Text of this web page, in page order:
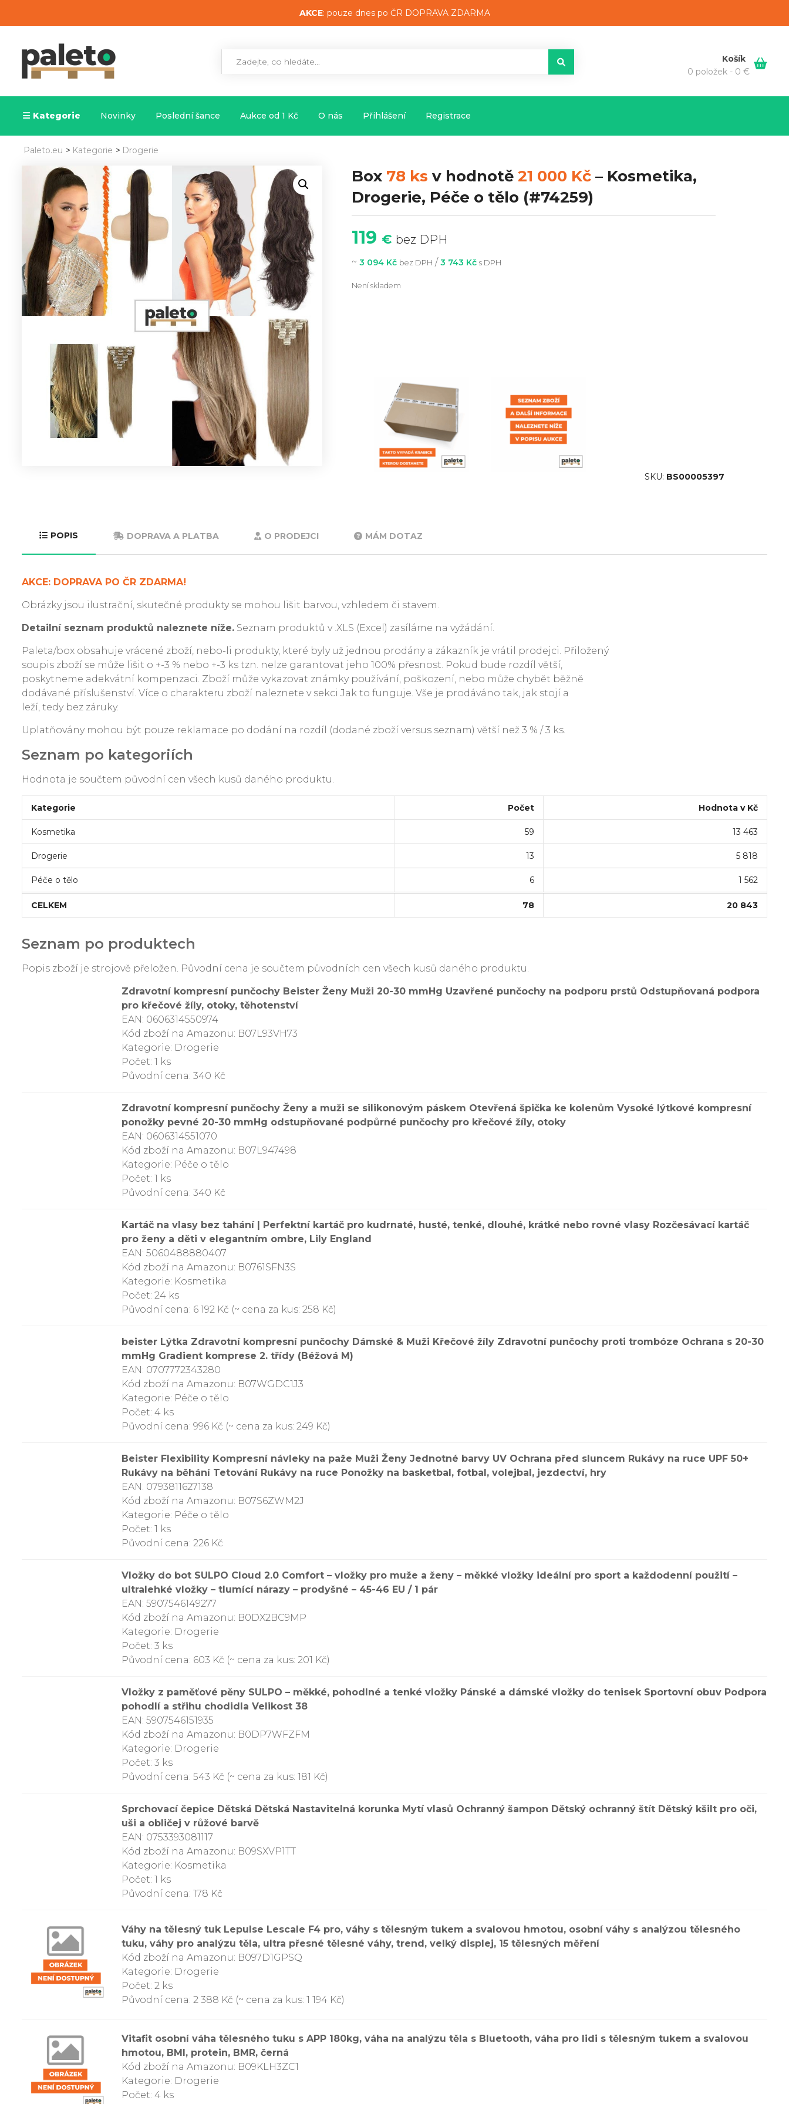
AKCE: pouze dnes po ČR DOPRAVA ZDARMA
Košík
0 položek - 0 €
Kategorie Novinky Poslední šance Aukce od 1 Kč O nás Přihlášení Registrace
Paleto.eu > Kategorie > Drogerie
SKU: BS00005397
Box 78 ks v hodnotě 21 000 Kč– Kosmetika,
Drogerie, Péče o tělo (#74259)
119 € bez DPH
~ 3 094 Kč bez DPH / 3 743 Kč s DPH
Není skladem
POPIS DOPRAVA A PLATBA O PRODEJCI MÁM DOTAZ
AKCE: DOPRAVA PO ČR ZDARMA!
Obrázky jsou ilustrační, skutečné produkty se mohou lišit barvou, vzhledem či stavem.
Detailní seznam produktů naleznete níže. Seznam produktů v .XLS (Excel) zasíláme na vyžádání.
Paleta/box obsahuje vrácené zboží, nebo-li produkty, které byly už jednou prodány a zákazník je vrátil prodejci. Přiložený
soupis zboží se může lišit o +-3 % nebo +-3 ks tzn. nelze garantovat jeho 100% přesnost. Pokud bude rozdíl větší,
poskytneme adekvátní kompenzaci. Zboží může vykazovat známky používání, poškození, nebo může chybět běžně
dodávané příslušenství. Více o charakteru zboží naleznete v sekci Jak to funguje. Vše je prodáváno tak, jak stojí a
leží, tedy bez záruky.
Uplatňovány mohou být pouze reklamace po dodání na rozdíl (dodané zboží versus seznam) větší než 3 % / 3 ks.
Seznam po kategoriích
Hodnota je součtem původní cen všech kusů daného produktu.
Kategorie Počet Hodnota v Kč
Kosmetika 59 13 463
Drogerie 13 5 818
Péče o tělo 6 1 562
CELKEM 78 20 843
Seznam po produktech
Popis zboží je strojově přeložen. Původní cena je součtem původních cen všech kusů daného produktu.
Zdravotní kompresní punčochy Beister Ženy Muži 20-30 mmHg Uzavřené punčochy na podporu prstů Odstupňovaná podpora
pro křečové žíly, otoky, těhotenství
EAN: 0606314550974
Kód zboží na Amazonu: B07L93VH73
Kategorie: Drogerie
Počet: 1 ks
Původní cena: 340 Kč
Zdravotní kompresní punčochy Ženy a muži se silikonovým páskem Otevřená špička ke kolenům Vysoké lýtkové kompresní
ponožky pevné 20-30 mmHg odstupňované podpůrné punčochy pro křečové žíly, otoky
EAN: 0606314551070
Kód zboží na Amazonu: B07L947498
Kategorie: Péče o tělo
Počet: 1 ks
Původní cena: 340 Kč
Kartáč na vlasy bez tahání | Perfektní kartáč pro kudrnaté, husté, tenké, dlouhé, krátké nebo rovné vlasy Rozčesávací kartáč
pro ženy a děti v elegantním ombre, Lily England
EAN: 5060488880407
Kód zboží na Amazonu: B0761SFN3S
Kategorie: Kosmetika
Počet: 24 ks
Původní cena: 6 192 Kč (~ cena za kus: 258 Kč)
beister Lýtka Zdravotní kompresní punčochy Dámské & Muži Křečové žíly Zdravotní punčochy proti trombóze Ochrana s 20-30
mmHg Gradient komprese 2. třídy (Béžová M)
EAN: 0707772343280
Kód zboží na Amazonu: B07WGDC1J3
Kategorie: Péče o tělo
Počet: 4 ks
Původní cena: 996 Kč (~ cena za kus: 249 Kč)
Beister Flexibility Kompresní návleky na paže Muži Ženy Jednotné barvy UV Ochrana před sluncem Rukávy na ruce UPF 50+
Rukávy na běhání Tetování Rukávy na ruce Ponožky na basketbal, fotbal, volejbal, jezdectví, hry
EAN: 0793811627138
Kód zboží na Amazonu: B07S6ZWM2J
Kategorie: Péče o tělo
Počet: 1 ks
Původní cena: 226 Kč
Vložky do bot SULPO Cloud 2.0 Comfort – vložky pro muže a ženy – měkké vložky ideální pro sport a každodenní použití –
ultralehké vložky – tlumící nárazy – prodyšné – 45-46 EU / 1 pár
EAN: 5907546149277
Kód zboží na Amazonu: B0DX2BC9MP
Kategorie: Drogerie
Počet: 3 ks
Původní cena: 603 Kč (~ cena za kus: 201 Kč)
Vložky z paměťové pěny SULPO – měkké, pohodlné a tenké vložky Pánské a dámské vložky do tenisek Sportovní obuv Podpora
pohodlí a střihu chodidla Velikost 38
EAN: 5907546151935
Kód zboží na Amazonu: B0DP7WFZFM
Kategorie: Drogerie
Počet: 3 ks
Původní cena: 543 Kč (~ cena za kus: 181 Kč)
Sprchovací čepice Dětská Dětská Nastavitelná korunka Mytí vlasů Ochranný šampon Dětský ochranný štít Dětský kšilt pro oči,
uši a obličej v růžové barvě
EAN: 0753393081117
Kód zboží na Amazonu: B09SXVP1TT
Kategorie: Kosmetika
Počet: 1 ks
Původní cena: 178 Kč
Váhy na tělesný tuk Lepulse Lescale F4 pro, váhy s tělesným tukem a svalovou hmotou, osobní váhy s analýzou tělesného
tuku, váhy pro analýzu těla, ultra přesné tělesné váhy, trend, velký displej, 15 tělesných měření
Kód zboží na Amazonu: B097D1GPSQ
Kategorie: Drogerie
Počet: 2 ks
Původní cena: 2 388 Kč (~ cena za kus: 1 194 Kč)
Vitafit osobní váha tělesného tuku s APP 180kg, váha na analýzu těla s Bluetooth, váha pro lidi s tělesným tukem a svalovou
hmotou, BMI, protein, BMR, černá
Kód zboží na Amazonu: B09KLH3ZC1
Kategorie: Drogerie
Počet: 4 ks